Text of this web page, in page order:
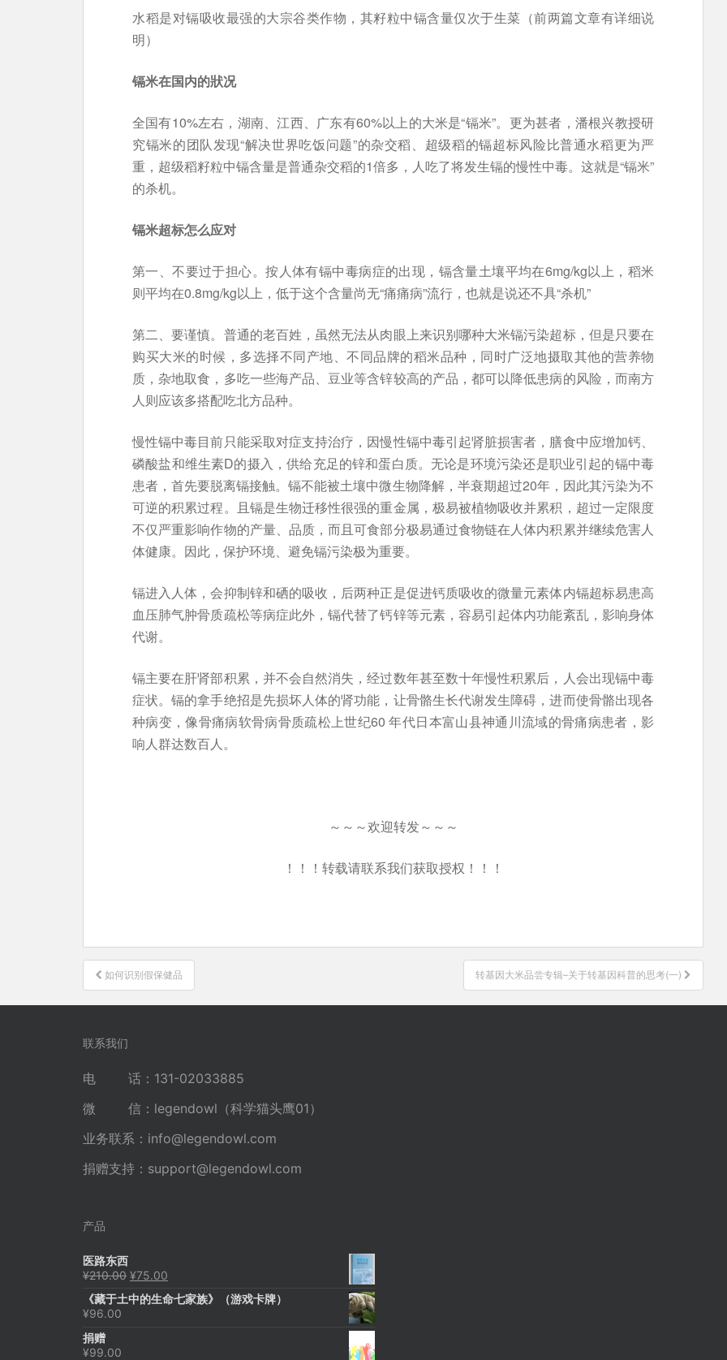
水稻是对镉吸收最强的大宗谷类作物，其籽粒中镉含量仅次于生菜（前两篇文章有详细说
明）
镉米在国内的狀况
全国有10%左右，湖南、江西、广东有60%以上的大米是“镉米”。更为甚者，潘根兴教授研
究镉米的团队发现“解决世界吃饭问题”的杂交稻、超级稻的镉超标风险比普通水稻更为严
重，超级稻籽粒中镉含量是普通杂交稻的1倍多，人吃了将发生镉的慢性中毒。这就是“镉米”
的杀机。
镉米超标怎么应对
第一、不要过于担心。按人体有镉中毒病症的出现，镉含量土壤平均在6mg/kg以上，稻米
则平均在0.8mg/kg以上，低于这个含量尚无“痛痛病”流行，也就是说还不具“杀机”
第二、要谨慎。普通的老百姓，虽然无法从肉眼上来识别哪种大米镉污染超标，但是只要在
购买大米的时候，多选择不同产地、不同品牌的稻米品种，同时广泛地摄取其他的营养物
质，杂地取食，多吃一些海产品、豆业等含锌较高的产品，都可以降低患病的风险，而南方
人则应该多搭配吃北方品种。
慢性镉中毒目前只能采取对症支持治疗，因慢性镉中毒引起肾脏损害者，膳食中应增加钙、
磷酸盐和维生素D的摄入，供给充足的锌和蛋白质。无论是环境污染还是职业引起的镉中毒
患者，首先要脱离镉接触。镉不能被土壤中微生物降解，半衰期超过20年，因此其污染为不
可逆的积累过程。且镉是生物迁移性很强的重金属，极易被植物吸收并累积，超过一定限度
不仅严重影响作物的产量、品质，而且可食部分极易通过食物链在人体内积累并继续危害人
体健康。因此，保护环境、避免镉污染极为重要。
镉进入人体，会抑制锌和硒的吸收，后两种正是促进钙质吸收的微量元素体内镉超标易患高
血压肺气肿骨质疏松等病症此外，镉代替了钙锌等元素，容易引起体内功能紊乱，影响身体
代谢。
镉主要在肝肾部积累，并不会自然消失，经过数年甚至数十年慢性积累后，人会出现镉中毒
症状。镉的拿手绝招是先损坏人体的肾功能，让骨骼生长代谢发生障碍，进而使骨骼出现各
种病变，像骨痛病软骨病骨质疏松上世纪60 年代日本富山县神通川流域的骨痛病患者，影
响人群达数百人。
～～～欢迎转发～～～
！！！转载请联系我们获取授权！！！
文
章
导
如何识别假保健品 转基因大米品尝专辑–关于转基因科普的思考(一)
联系我们
电 话：131-02033885
微 信：legendowl（科学猫头鹰01）
业务联系： info@legendowl.com
捐赠支持： support@legendowl.com
产品
医路东西
¥210.00 原
为：
¥75.00
价
《藏于土中的生命七家族》（游戏卡牌）
¥96.00
捐赠
¥99.00